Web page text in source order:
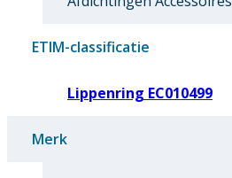
ETIM-classificatie
Lippenring EC010499
Merk